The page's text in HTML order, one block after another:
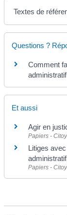
Textes de
Questions ?
Comment
Et aussi
Agir en
Papiers -
Litiges
Papiers -